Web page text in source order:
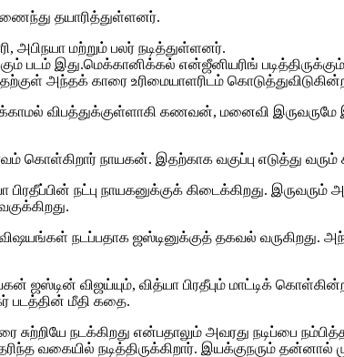
தயாரித்துள்ளனர்.
அபிநயா மற்றும் பலர் நடித்துள்ளனர்.
படம் இது.மெக்கானிக்கல் என்ஜீனியரிங்
அந்தக் காரை உரிமையாளரிடம்
விபத்துக்குள்ளாகி கணவன், மனைவி இருவருமே
நாயகன். இதற்காக வகுப்பு எடுத்து வரும்
பிரதீப்பின் நட்பு நாயகனுக்குக் கிடைக்கிறது.
நடப்பதாக ஜஸ்டினுக்குத் தகவல் வருகிறது.
ஜஸ்டின் விஜய்யும், வித்யா பிரதீபும் மாட்டிக்
படத்தின் மீதி கதை.
சுற்றியே நடக்கிறது என்பதாலும் அவரது நடிப்பை
வகையில் நடித்திருக்கிறார். இயக்குநரும் தன்னால்